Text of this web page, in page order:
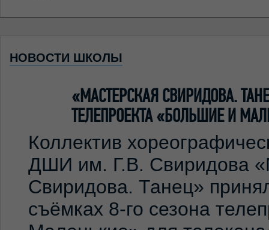
НОВОСТИ ШКОЛЫ
«МАСТЕРСКАЯ СВИРИДОВА.
ТЕЛЕПРОЕКТА «БОЛЬШИЕ И
Коллектив
ДШИ им. Г.В. Свиридова
Свиридова. Танец»
съёмках 8-го сезона